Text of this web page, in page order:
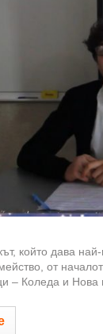
който дава
от
– Коледа и